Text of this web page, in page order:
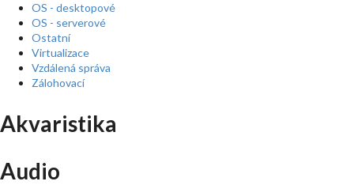
OS - desktopové
OS - serverové
Ostatní
Virtualizace
Vzdálená správa
Zálohovací
Akvaristika
Audio